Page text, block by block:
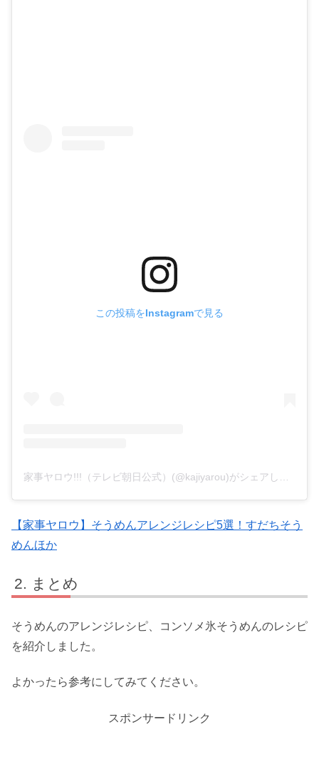
この投稿をInstagramで見る
家事ヤロウ!!!（テレビ朝日公式）(@kajiyarou)がシェアした投稿
【家事ヤロウ】そうめんアレンジレシピ5選！すだちそう
めんほか
まとめ
そうめんのアレンジレシピ、コンソメ氷そうめんのレシピ
を紹介しました。
よかったら参考にしてみてください。
スポンサードリンク